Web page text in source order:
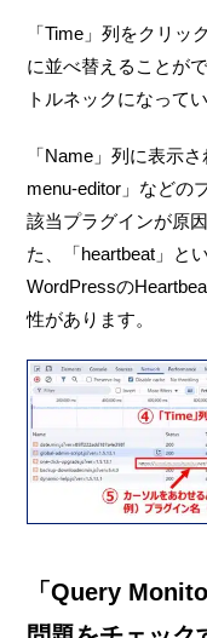
「Time」列をクリ
に並べ替えることが
トルネックになって
「Name」列に表示
menu-editor」などの
該当プラグインが原
た、「heartbeat」と
WordPressの
性があります。
「Query